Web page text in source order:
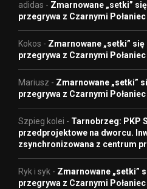
adidas - Zmarnowane „setki”
przegrywa z Czarnymi
Kokos - Zmarnowane „setki” się
przegrywa z Czarnymi
Mariusz - Zmarnowane „setki”
przegrywa z Czarnymi
Szpieg kolei - Tarnobrzeg: PKP
przedprojektowe na dworcu.
zsynchronizowana z centrum
Ryk i syk - Zmarnowane „setki”
przegrywa z Czarnymi